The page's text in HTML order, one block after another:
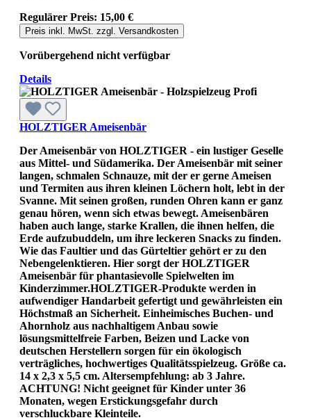
Regulärer Preis: 15,00 €
Preis inkl. MwSt. zzgl. Versandkosten
Vorübergehend nicht verfügbar
Details
HOLZTIGER Ameisenbär
Der Ameisenbär von HOLZTIGER - ein lustiger Geselle
aus Mittel- und Südamerika. Der Ameisenbär mit seiner
langen, schmalen Schnauze, mit der er gerne Ameisen
und Termiten aus ihren kleinen Löchern holt, lebt in der
Svanne. Mit seinen großen, runden Ohren kann er ganz
genau hören, wenn sich etwas bewegt. Ameisenbären
haben auch lange, starke Krallen, die ihnen helfen, die
Erde aufzubuddeln, um ihre leckeren Snacks zu finden.
Wie das Faultier und das Gürteltier gehört er zu den
Nebengelenktieren. Hier sorgt der HOLZTIGER
Ameisenbär für phantasievolle Spielwelten im
Kinderzimmer.HOLZTIGER-Produkte werden in
aufwendiger Handarbeit gefertigt und gewährleisten ein
Höchstmaß an Sicherheit. Einheimisches Buchen- und
Ahornholz aus nachhaltigem Anbau sowie
lösungsmittelfreie Farben, Beizen und Lacke von
deutschen Herstellern sorgen für ein ökologisch
verträgliches, hochwertiges Qualitätsspielzeug. Größe ca.
14 x 2,3 x 5,5 cm. Altersempfehlung: ab 3 Jahre.
ACHTUNG! Nicht geeignet für Kinder unter 36
Monaten, wegen Erstickungsgefahr durch
verschluckbare Kleinteile.